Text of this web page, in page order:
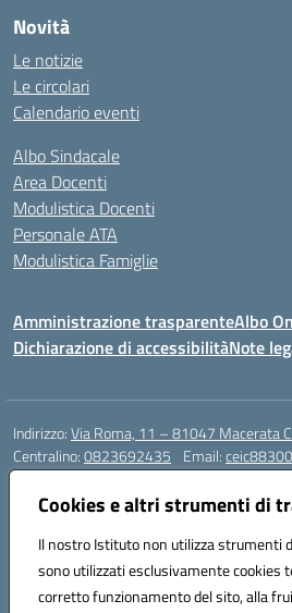
Cookies e altri strumenti di
Il nostro Istituto non utilizza strumenti
sono utilizzati esclusivamente cookies
corretto funzionamento del sito, alla
Novità
Le notizie
Le circolari
Calendario eventi
Albo Sindacale
Area Docenti
Modulistica Docenti
Personale ATA
Modulistica Famiglie
Amministrazione trasparenteAlbo
Dichiarazione di accessibilitàNote
Indirizzo:Via Roma, 11 – 81047 Macerata
Centralino:0823692435 Email:
Posta elettronica certificata (PEC):
Codice fiscale: 94017830616
Codice meccanografico:CEIC88300B
DPO Esempio Antonio
e-mail: esempioantonio.dpo@gmail.com